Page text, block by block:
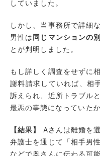
していました。
しかし、当事務所で詳細
男性は同じマンションの
とが判明しました。
もし詳しく調査をせずに
謝料請求していれば、相
訴えられ、近所トラブル
最悪の事態になっていた
【結果】
Aさんは離婚を
弁護士を通じて「相手男
などで奥さんに伝わる可